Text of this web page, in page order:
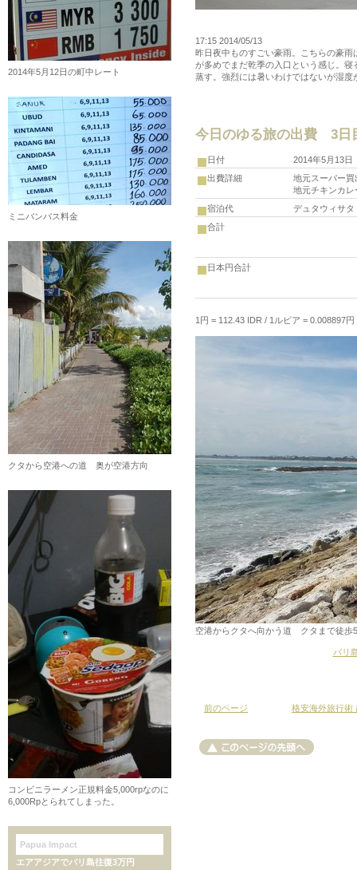
17:15 2014/05/13
昨日夜中ものすごい豪雨。こちらの豪
が多めでまだ乾季の入口という感じ。
蒸す。強烈には暑いわけではないが湿度
今日のゆる旅の出費 3日
日付
2014年5月13
出費詳細
地元スーパー
地元チキンカ
宿泊代
デュタウィサ
合計
日本円合計
1円 = 112.43 IDR / 1ルピア = 0.008897
空港からクタへ向かう道 クタまで徒
バリ
前のページ 格安海外旅行術
2014年5月12日の町中レート
ミニバンバス料金
クタから空港への道 奥が空港方向
コンビニラーメン正規料金5,000rpなのに
6,000Rpとられてしまった。
Papua Impact
エアアジアでバリ島往復3万円